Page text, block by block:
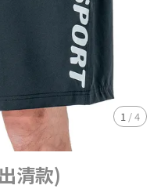
1 /4
清款)